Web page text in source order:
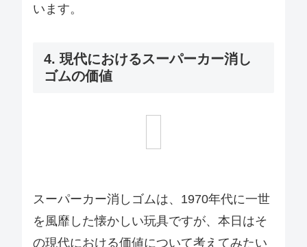
います。
4. 現代におけるスーパーカー消し
ゴムの価値
スーパーカー消しゴムは、1970年代に一世
を風靡した懐かしい玩具ですが、本日はそ
の現代における価値について考えてみたい